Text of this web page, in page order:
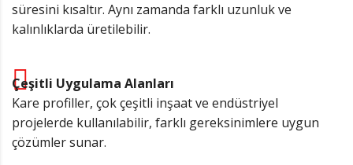
süresini kısaltır. Aynı zamanda farklı uzunluk ve
kalınlıklarda üretilebilir.
Çeşitli Uygulama Alanları
Kare profiller, çok çeşitli inşaat ve endüstriyel
projelerde kullanılabilir, farklı gereksinimlere uygun
çözümler sunar.